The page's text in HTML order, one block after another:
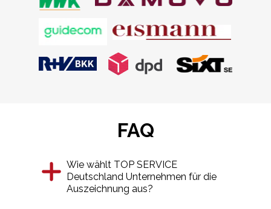
FAQ
Wie wählt TOP SERVICE
Deutschland Unternehmen für die
Auszeichnung aus?